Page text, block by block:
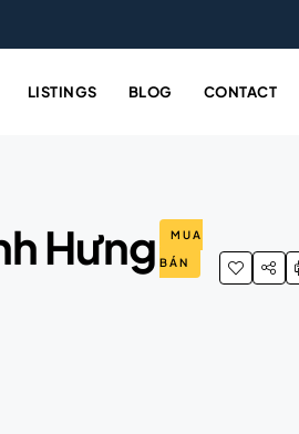
LISTINGS BLOG CONTACT
Hưng
MUA
BÁN